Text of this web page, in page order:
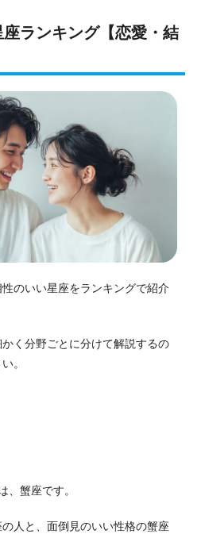
ランキング【恋愛・結
のいい星座をランキングで紹介
く分野ごとに分けて解説するの
。
、蟹座です。
人と、面倒見のいい性格の蟹座